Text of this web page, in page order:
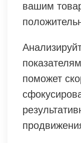
вашим
поможет